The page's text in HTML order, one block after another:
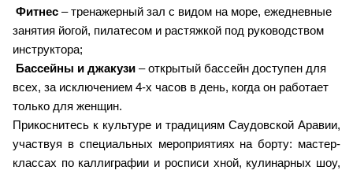
Фитнес – тренажерный зал с видом на море, ежедневные
занятия йогой, пилатесом и растяжкой под руководством
инструктора;
Бассейны и джакузи – открытый бассейн доступен для
всех, за исключением 4-х часов в день, когда он работает
только для женщин.
Прикоснитесь к культуре и традициям Саудовской Аравии,
участвуя в специальных мероприятиях на борту: мастер-
классах по каллиграфии и росписи хной, кулинарных шоу,